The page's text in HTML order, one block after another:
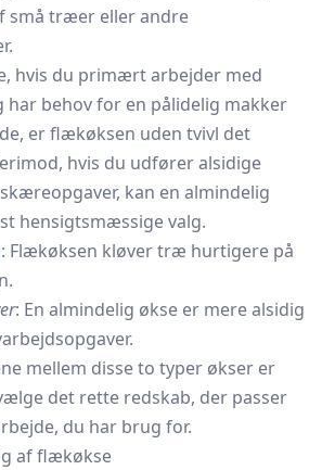
små træer eller andre
hvis du primært arbejder med
behov for en pålidelig makker
er flækøksen uden tvivl det
hvis du udfører alsidige
kan en almindelig
hensigtsmæssige valg.
: Flækøksen kløver træ hurtigere på
: En almindelig økse er mere alsidig
mellem disse to typer økser er
det rette redskab, der passer
du har brug for.
af flækøkse